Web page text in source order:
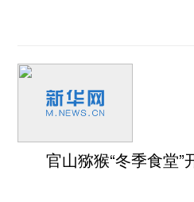
官山猕猴“冬季食堂”